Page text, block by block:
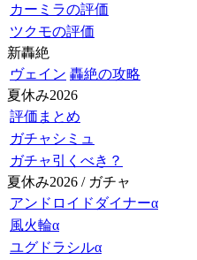
カーミラの評価
ツクモの評価
新轟絶
ヴェイン 轟絶の攻略
夏休み2026
評価まとめ
ガチャシミュ
ガチャ引くべき？
夏休み2026 / ガチャ
アンドロイドダイナーα
風火輪α
ユグドラシルα